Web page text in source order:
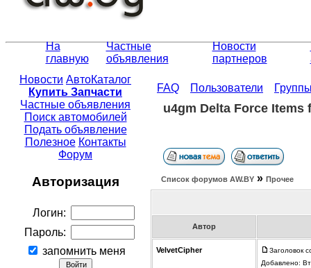
На
главную
Частные
объявления
Новости
партнеров
Новости АвтоКаталог
Купить Запчасти
Частные объявления
Поиск автомобилей
Подать объявление
Полезное Контакты
Форум
Авторизация
Логин:
Пароль:
запомнить меня
FAQ Пользователи
u4gm Delta Force
Список форумов АW.BY » Прочее
Автор
VelvetCipher
Заголовок
Добавлено: